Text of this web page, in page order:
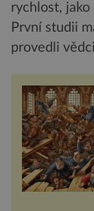
rychlost,
První studii
provedli